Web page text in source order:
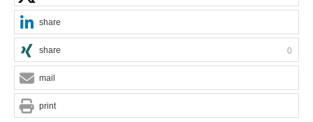
share
share 0
mail
print